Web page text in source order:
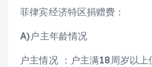
菲律宾经济特区捐赠费：
A)户主年龄情况
户主情况 ：户主满18周岁以上